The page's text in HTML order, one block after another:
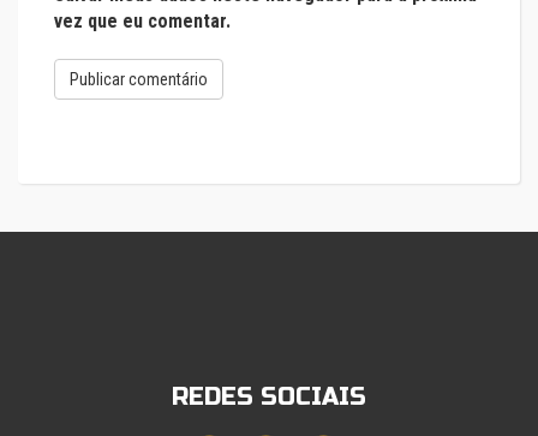
vez que eu comentar.
REDES SOCIAIS